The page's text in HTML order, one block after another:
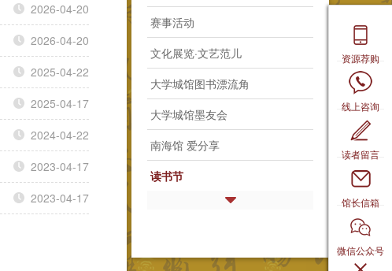
2026-04-20
2026-04-20
2025-04-22
2025-04-17
2024-04-22
2023-04-17
2023-04-17
赛事活动
文化展览·文艺范儿
大学城馆图书漂流角
大学城馆墨友会
南海馆 爱分享
读书节
资源荐购
线上咨询
读者留言
馆长信箱
微信公众号